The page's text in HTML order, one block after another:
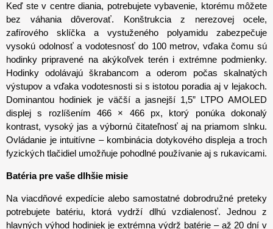
Keď ste v centre diania, potrebujete vybavenie, ktorému môžete
bez váhania dôverovať. Konštrukcia z nerezovej ocele,
zafírového sklíčka a vystuženého polyamidu zabezpečuje
vysokú odolnosť a vodotesnosť do 100 metrov, vďaka čomu sú
hodinky pripravené na akýkoľvek terén i extrémne podmienky.
Hodinky odolávajú škrabancom a oderom počas skalnatých
výstupov a vďaka vodotesnosti si s istotou poradia aj v lejakoch.
Dominantou hodiniek je väčší a jasnejší 1,5” LTPO AMOLED
displej s rozlíšením 466 × 466 px, ktorý ponúka dokonalý
kontrast, vysoký jas a výbornú čitateľnosť aj na priamom slnku.
Ovládanie je intuitívne – kombinácia dotykového displeja a troch
fyzických tlačidiel umožňuje pohodlné používanie aj s rukavicami.
Batéria pre vaše dlhšie misie
Na viacdňové expedície alebo samostatné dobrodružné preteky
potrebujete batériu, ktorá vydrží dlhú vzdialenosť. Jednou z
hlavných výhod hodiniek je extrémna výdrž batérie – až 20 dní v